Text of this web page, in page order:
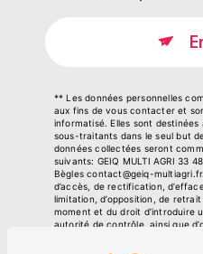
** Les données personnelles
aux fins de vous contacter et
informatisé. Elles sont destinées
sous-traitants dans le seul but
données collectées seront
suivants: GEIQ MULTI AGRI 33
Bègles contact@geiq-
d’accès, de rectification,
limitation, d’opposition, de
moment et du droit d’introduire
autorité de contrôle, ainsi que
post-mortem. Vous pouvez
l'adresse 48, rue Ferdinand